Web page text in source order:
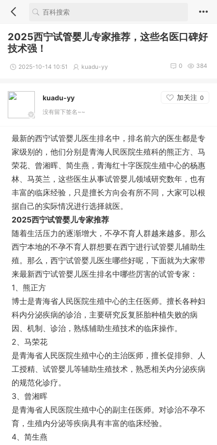
2025西宁试管婴儿专家推荐，这些名医口碑好
技术强！
2025-10-14 10:51 kuadu-yy 384
0
kuadu-yy 加关注 0
没有留下签名~~
最新的西宁试管婴儿医生排名中，排名前六的医生都是专
家级别的，他们分别是青海人民医院生殖科的熊正方、马
荣花、曾湘晖、简生燕，青海红十字医院生殖中心的杨惠
林、马英兰，这些医生从事试管婴儿领域研究数年，也有
丰富的临床经验，只是擅长方向会有所不同，大家可以根
据自己的实际情况进行选择就医。
2025西宁试管婴儿专家推荐
随着生活压力的逐渐增大，不孕不育人群越来越多。那么
西宁本地的不孕不育人群想要在西宁进行试管婴儿辅助生
殖。那么，西宁试管婴儿医生哪些好呢，下面就为大家带
来最新西宁试管婴儿医生排名中哪些厉害的试管专家：
1、熊正方
博士是青海省人民医院生殖中心的主任医师。擅长各种妇
科内分泌疾病的诊治，主要研究反复胚胎种植失败的病
因、机制、诊治，熟练辅助生殖技术的临床操作。
2、马荣花
是青海省人民医院生殖中心的主治医师，擅长促排卵、人
工授精、试管婴儿等辅助生殖技术，熟悉相关内分泌疾病
的规范化诊疗。
3、曾湘晖
是青海省人民医院生殖中心的副主任医师。对诊治不孕不
育，生殖内分泌等疾病具有丰富的临床经验。
4、简生燕